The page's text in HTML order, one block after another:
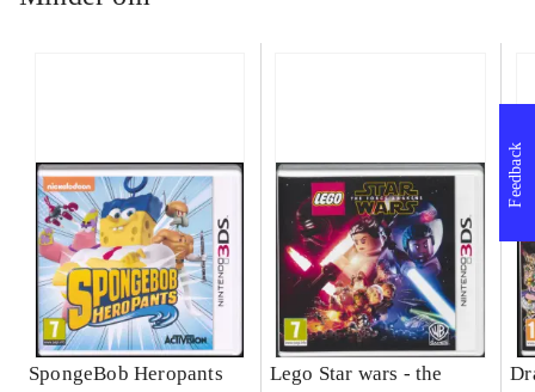
SpongeBob Heropants
Lego Star wars - the
Feedback